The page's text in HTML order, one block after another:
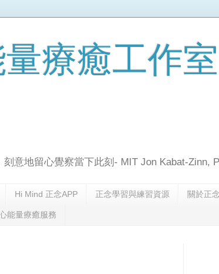
療癒工作
意地留心覺察當下此刻- MIT Jon Kabat-Zinn,
Hi Mind 正念APP 正念學習與練習資源 關於正
能量療癒服務